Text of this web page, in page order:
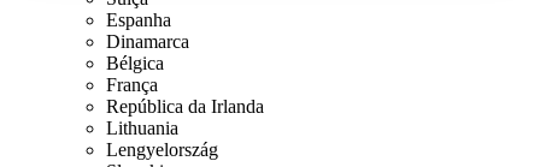
Espanha
Dinamarca
Bélgica
França
República da Irlanda
Lithuania
Lengyelország